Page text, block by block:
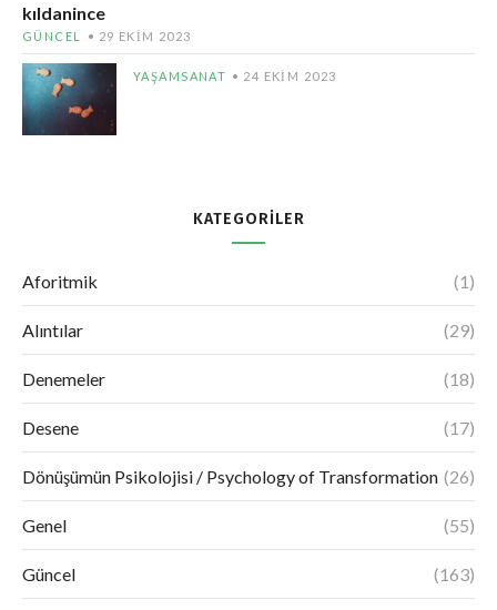
kıldanince
GÜNCEL 29 EKIM 2023
YAŞAMSANAT 24 EKIM 2023
KATEGORILER
Aforitmik (1)
Alıntılar (29)
Denemeler (18)
Desene (17)
Dönüşümün Psikolojisi / Psychology of Transformation (26)
Genel (55)
Güncel (163)